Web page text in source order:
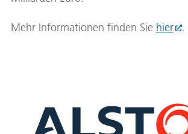
Mehr Informationen finden Sie hier .